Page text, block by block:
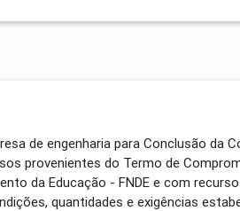
de engenharia para Conclusão da
provenientes do Termo de
da Educação - FNDE e com
quantidades e exigências